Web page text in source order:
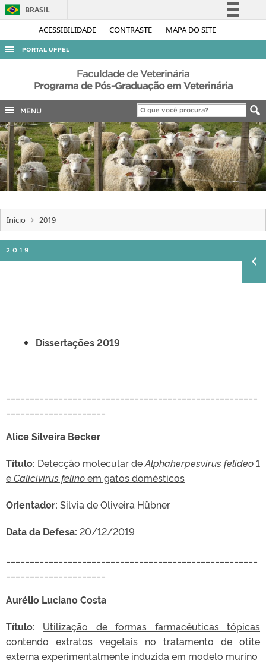
ACESSIBILIDADE CONTRASTE MAPA DO SITE
BRASIL
Simplifique!
Acesso à informação
Legislação
Canais
PORTAL UFPEL
ACESSO À INFORMAÇÃO
AUDITORIA
COBALTO
CONCURSOS
EDITAIS
INTERNACIONAL
OUVIDORIA
PORTARIAS
TELEFONES
Faculdade de Veterinária
Programa de Pós-Graduação em Veterinária
MENU
Início 2019
2019
Dissertações 2019
Alice Silveira Becker
Título: Detecção molecular deAlphaherpesvirus felideo1
eCalicivirus felinoem gatos domésticos
Orientador: Silvia de Oliveira Hübner
Data da Defesa: 20/12/2019
Aurélio Luciano Costa
Título: Utilização de formas farmacêuticas tópicas
contendo extratos vegetais no tratamento de otite
externa experimentalmente induzida em modelo murino